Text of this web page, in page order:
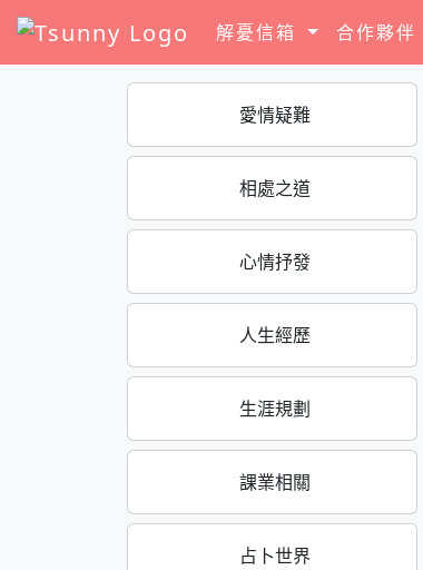
解憂信箱 合作夥伴
愛情疑難
相處之道
心情抒發
人生經歷
生涯規劃
課業相關
占卜世界